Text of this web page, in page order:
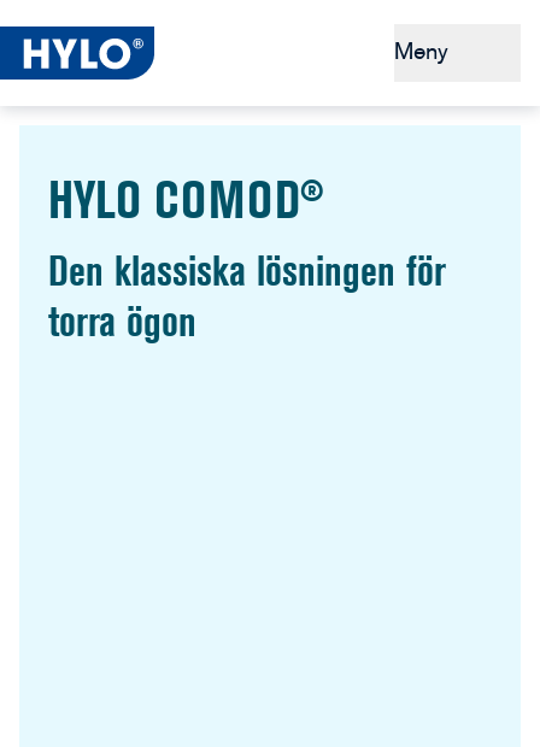
Meny
Tips och förebyggande åtgärder
Varför HYLO®?
HYLO COMOD®
Den klassiska lösningen för
torra ögon